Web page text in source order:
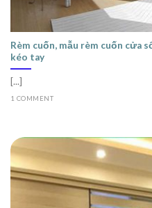
Rèm cuốn, mẫu rèm cuốn cửa
kéo tay
[...]
1 COMMENT